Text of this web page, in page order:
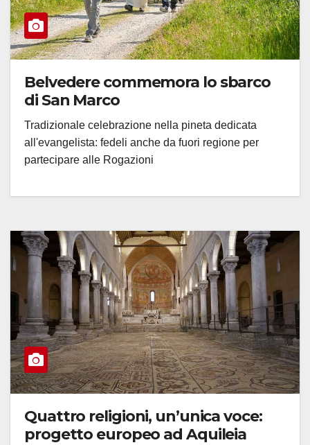
Belvedere commemora lo sbarco
di San Marco
Tradizionale celebrazione nella pineta dedicata
all'evangelista: fedeli anche da fuori regione per
partecipare alle Rogazioni
Quattro religioni, un’unica voce:
progetto europeo ad Aquileia